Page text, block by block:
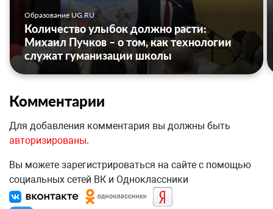
Образование UG.RU
Количество улыбок должно расти:
Михаил Пучков – о том, как технологии
служат гуманизации школы
Комментарии
Для добавления комментария вы должны быть
авторизированы.
Вы можете зарегистрироваться на сайте с помощью
социальных сетей ВК и Одноклассники